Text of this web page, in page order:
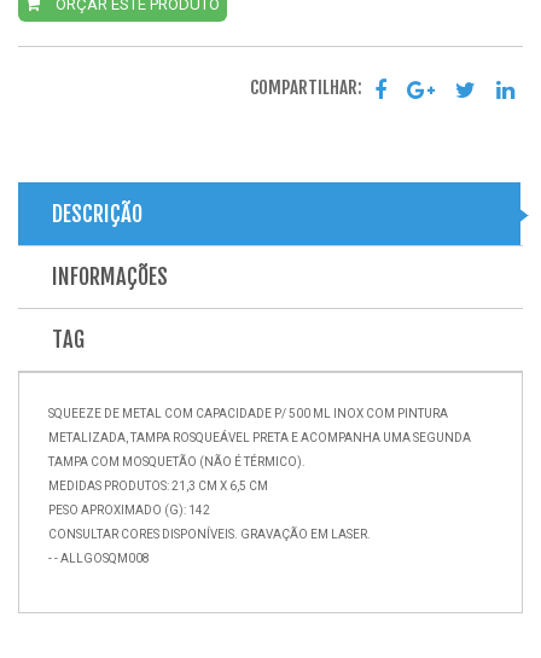
ORÇAR ESTE PRODUTO
COMPARTILHAR:
DESCRIÇÃO
INFORMAÇÕES
TAG
SQUEEZE DE METAL COM CAPACIDADE P/ 500 ML INOX COM PINTURA
METALIZADA, TAMPA ROSQUEÁVEL PRETA E ACOMPANHA UMA SEGUNDA
TAMPA COM MOSQUETÃO (NÃO É TÉRMICO).
MEDIDAS PRODUTOS: 21,3 CM X 6,5 CM
PESO APROXIMADO (G): 142
CONSULTAR CORES DISPONÍVEIS. GRAVAÇÃO EM LASER.
- - ALLGOSQM008